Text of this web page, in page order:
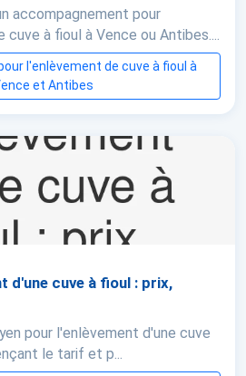
accompagnement pour
à fioul à Vence ou Antibes....
l'enlèvement de cuve à fioul à
et Antibes
d'une cuve à fioul : prix,
pour l'enlèvement d'une cuve
le tarif et p...